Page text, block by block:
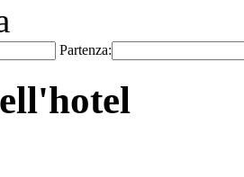
Partenza: